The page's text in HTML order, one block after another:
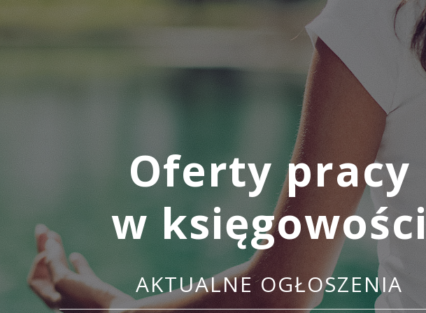
Oferty pracy
w
AKTUALNE OGŁOSZENIA